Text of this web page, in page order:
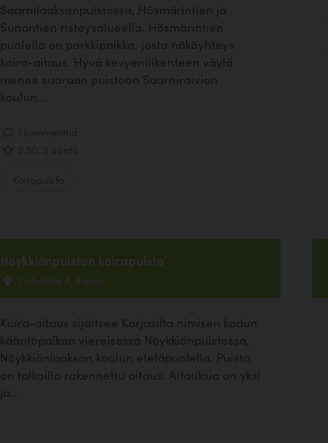
Saarnilaaksonpuistossa, Hösmärintien ja
Sunantien risteysalueella. Hösmärintien
puolella on parkkipaikka, josta näköyhteys
koira-aitaus. Hyvä kevyenliikenteen väylä
menee suoraan puistoon Saarniraivion
koulun...
Nöykkiönpuiston koirapuisto
Oxfotintie 8, Espoo
Koira-aitaus sijaitsee Karjasilta nimisen kadun
kääntöpaikan viereisessä Nöykkiönpuistossa,
Nöykkiönlaakson koulun eteläpuolella. Puisto
on talkoilla rakennettu aitaus. Aitauksia on yksi
ja...